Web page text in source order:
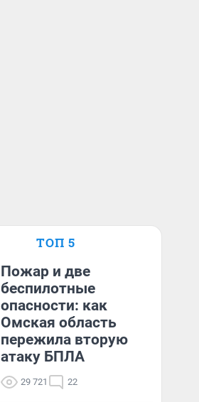
ТОП 5
Пожар и две
беспилотные
опасности: как
Омская область
пережила вторую
атаку БПЛА
29 721 22